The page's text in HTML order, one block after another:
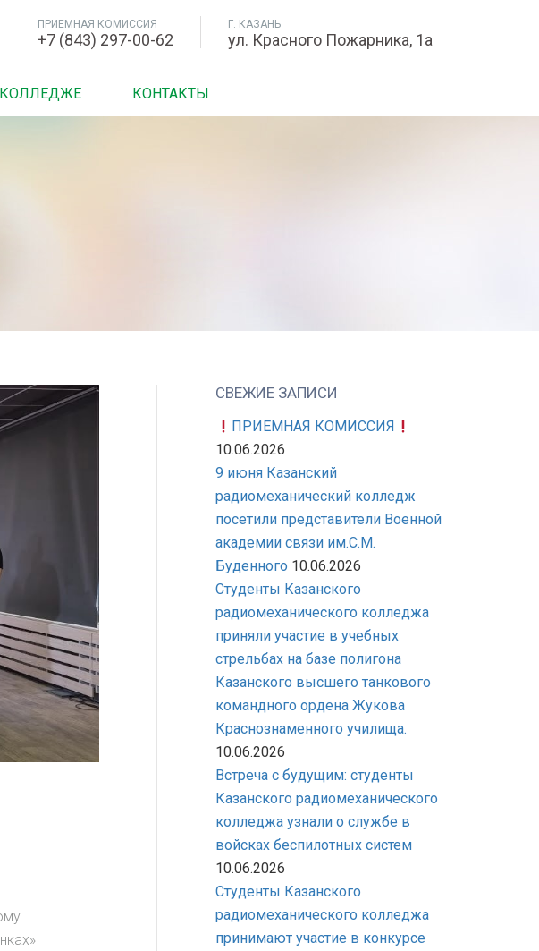
ПРИЕМНАЯ КОМИССИЯ
+7 (843) 297-00-62
Г. КАЗАНЬ
ул. Красного Пожарника, 1а
КОНТАКТЫ
СВЕЖИЕ ЗАПИСИ
ПРИЕМНАЯ КОМИССИЯ
10.06.2026
9 июня Казанский
радиомеханический колледж
посетили представители Военной
академии связи им.С.М.
Буденного 10.06.2026
Студенты Казанского
радиомеханического колледжа
приняли участие в учебных
стрельбах на базе полигона
Казанского высшего танкового
командного ордена Жукова
Краснознаменного училища.
10.06.2026
Встреча с будущим: студенты
Казанского радиомеханического
колледжа узнали о службе в
войсках беспилотных систем
10.06.2026
Студенты Казанского
радиомеханического колледжа
принимают участие в конкурсе